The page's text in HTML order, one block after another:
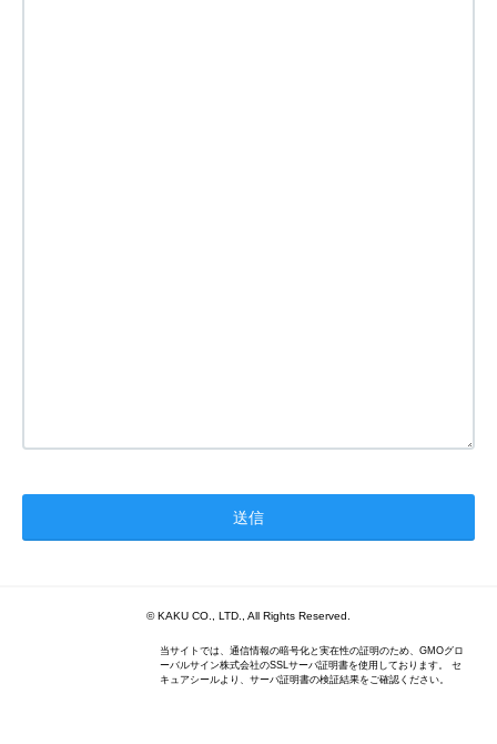
© KAKU CO., LTD., All Rights Reserved.
当サイトでは、通信情報の暗号化と実在性の証明のため、GMOグロ
ーバルサイン株式会社のSSLサーバ証明書を使用しております。 セ
キュアシールより、サーバ証明書の検証結果をご確認ください。